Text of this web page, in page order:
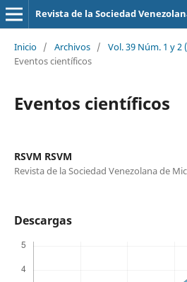
Revista de la Sociedad
Inicio / Archivos / Vol. 39 Núm. 1 y 2
Eventos científicos
Eventos científicos
RSVM RSVM
Revista de la Sociedad Venezolana de
Descargas